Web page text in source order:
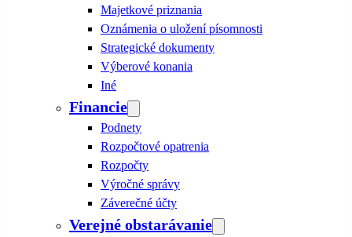
Majetkové priznania
Oznámenia o uložení písomnosti
Strategické dokumenty
Výberové konania
Iné
Financie
Podnety
Rozpočtové opatrenia
Rozpočty
Výročné správy
Záverečné účty
Verejné obstarávanie